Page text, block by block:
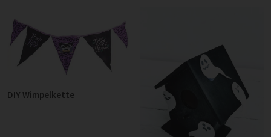
DIY Wimpelkette